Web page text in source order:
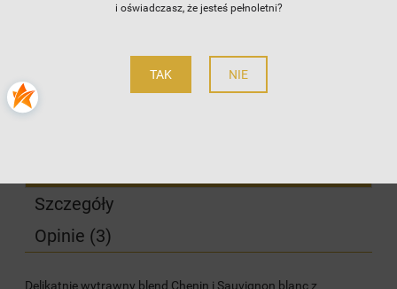
i oświadczasz, że jesteś pełnoletni?
TAK NIE
Kod produktu:
962
Szczegóły
Opinie (3)
Delikatnie wytrawny blend Chenin i Sauvignon blanc z